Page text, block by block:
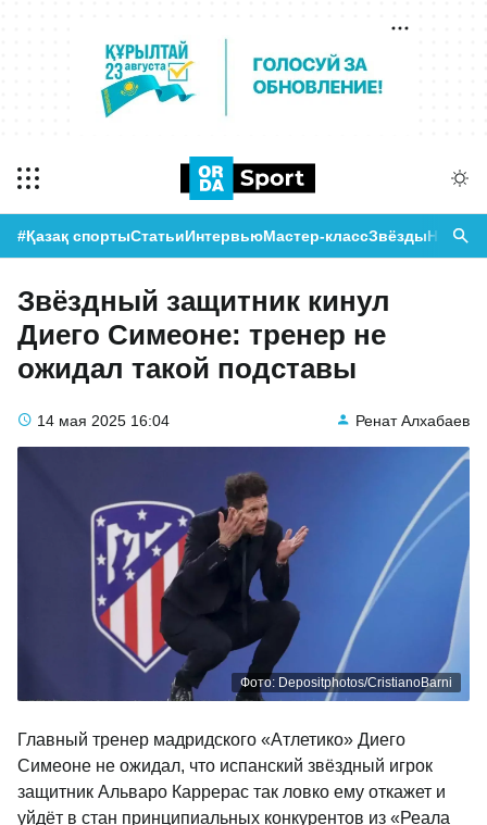
#Қазақ спортыСтатьиИнтервьюМастер-классЗвёзды
Звёздный защитник кинул
Диего Симеоне: тренер не
ожидал такой подставы
14 мая 2025 16:04 Ренат Алхабаев
Фото: Depositphotos/CristianoBarni
Главный тренер мадридского «Атлетико» Диего
Симеоне не ожидал, что испанский звёздный игрок
защитник Альваро Каррерас так ловко ему откажет и
уйдёт в стан принципиальных конкурентов из «Реала